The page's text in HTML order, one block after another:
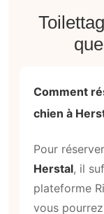
Comment
chien à
Pour
Herstal, il
plateforme
vous